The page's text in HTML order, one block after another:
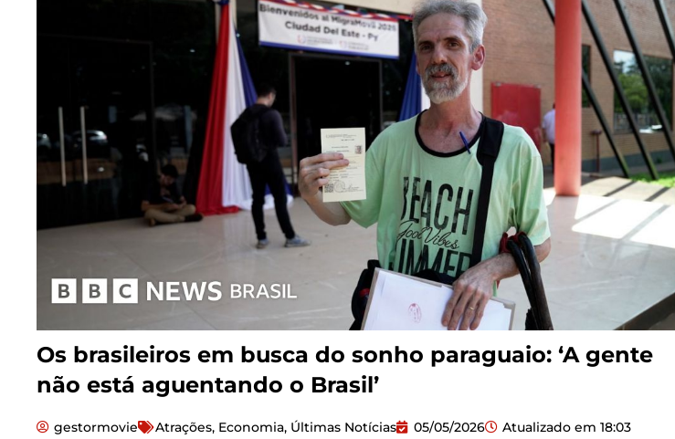
Os brasileiros em busca do sonho paraguaio: ‘A gente
não está aguentando o Brasil’
gestormovie Atrações, Economia, Últimas Notícias 05/05/2026 Atualizado em 18:03